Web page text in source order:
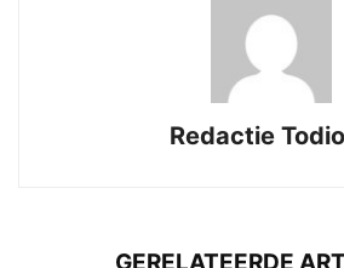
Redactie
GERELATEERDE